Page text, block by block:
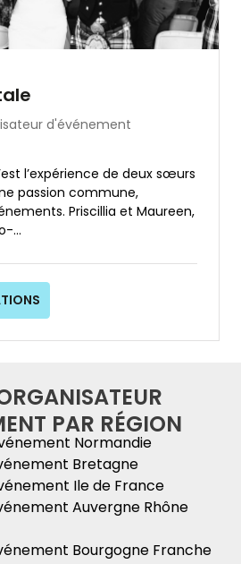
d'événement
l’expérience de deux sœurs
passion commune,
Priscillia et Maureen,
...
PAR RÉGION
Normandie
Bretagne
Ile de France
Auvergne Rhône
Bourgogne Franche